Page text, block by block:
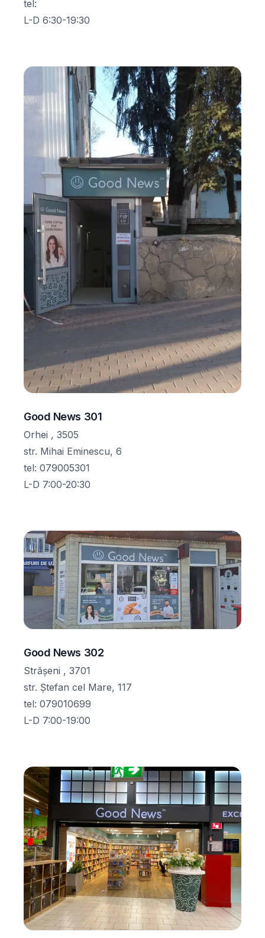
tel:
L-D 6:30-19:30
Good News 301
Orhei , 3505
str. Mihai Eminescu, 6
tel: 079005301
L-D 7:00-20:30
Good News 302
Strășeni , 3701
str. Ștefan cel Mare, 117
tel: 079010699
L-D 7:00-19:00